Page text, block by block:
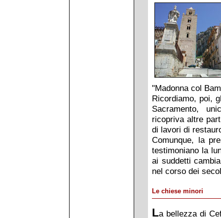
"Madonna col
Ricordiamo, poi,
Sacramento,
ricopriva altre
di lavori di
Comunque, la
testimoniano la
ai suddetti
nel corso dei
Le chiese minori
La bellezza di